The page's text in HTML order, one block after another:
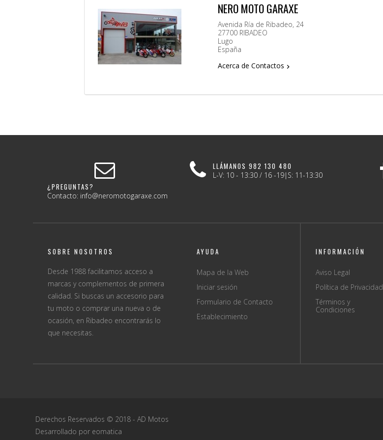
NERO MOTO GARAXE
Avenida Ría de Ribadeo, 24
27700 RIBADEO
Lugo
España
Acerca de Contactos 
¿PREGUNTAS?
Contacto: info@neromotogaraxe.com
LLÁMANOS 982 130 480
L-V: 10 - 13:30 / 16 -19|S: 11-13:30
SOBRE NOSOTROS
Desde 1988 facilitamos acceso a
marcas y complementos de primera
calidad. Si buscas un accesorio para
tu moto o comprar una nueva o de
ocasión, en Ribadeo encontrarás lo
que necesitas.
AYUDA
Mapa de la Web
Iniciar sesión
Formulario de Contacto
Establecimiento
INFORMACIÓN
Aviso Legal
Política de Privacidad
Términos y
Condiciones
Derechos Reservados © 2018 - AD Motos
Desarrollado por eomatica